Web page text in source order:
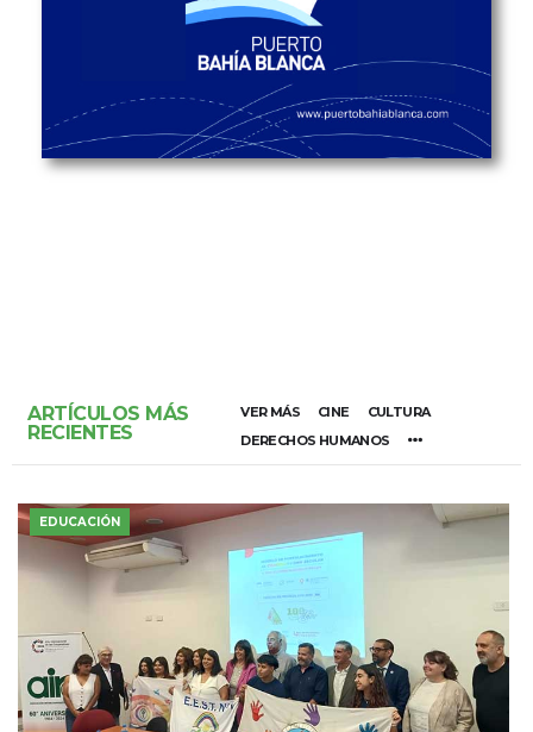
ARTÍCULOS MÁS
RECIENTES
VER MÁS CINE
CULTURA
DERECHOS HUMANOS
EDUCACIÓN